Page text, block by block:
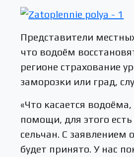
Представители
что водоём
регионе страхование
заморозки или град,
«Что касается
помощи, для этого
сельчан. С заявлением
будет принято. У нас